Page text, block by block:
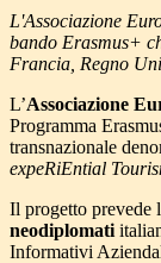
L'Associazione
bando Erasmus+
Francia, Regno
L’Associazione
Programma
transnazionale
expeRiEntial
Il progetto prevede
neodiplomati
Informativi